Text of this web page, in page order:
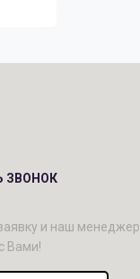
ЗВОНОК
и наш менеджер
Вами!